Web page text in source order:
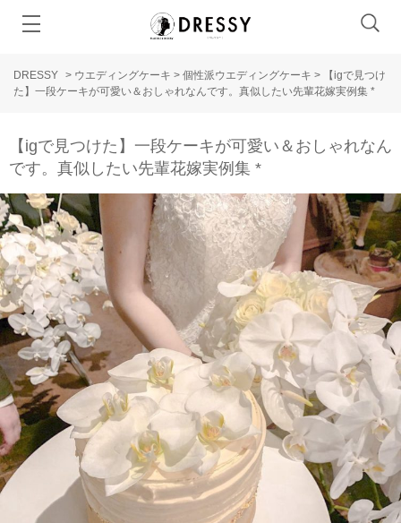
DRESSY > ウエディングケーキ > 個性派ウエディングケーキ >
【igで見つけ
た】一段ケーキが可愛い＆おしゃれなんです。真似したい先輩花嫁実例集 *
【igで見つけた】一段ケーキが可愛い＆おしゃれなん
です。真似したい先輩花嫁実例集 *